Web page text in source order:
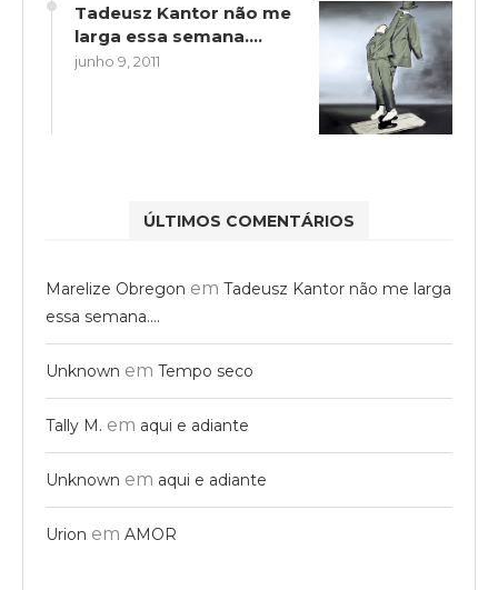
Tadeusz Kantor não me
larga essa semana….
junho 9, 2011
ÚLTIMOS COMENTÁRIOS
Marelize Obregon em Tadeusz Kantor não me larga
essa semana….
Unknown em Tempo seco
Tally M. em aqui e adiante
Unknown em aqui e adiante
Urion em AMOR